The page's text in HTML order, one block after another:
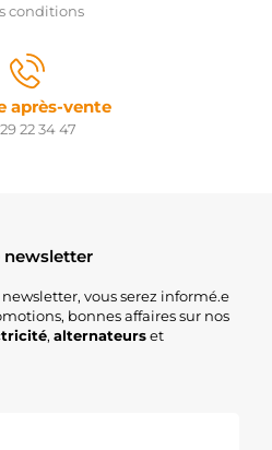
conditions
après-vente
22 34 47
newsletter
vous serez informé.e
bonnes affaires sur nos
, alternateurset